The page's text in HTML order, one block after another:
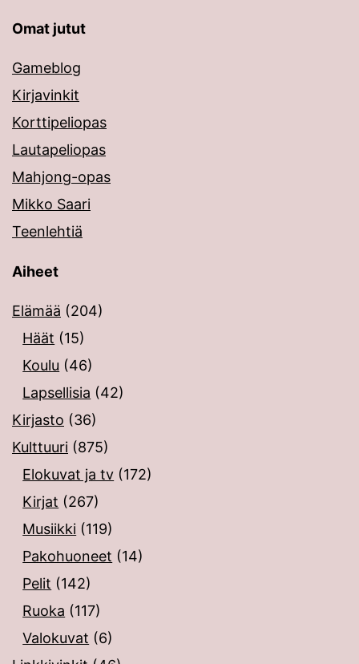
Omat jutut
Gameblog
Kirjavinkit
Korttipeliopas
Lautapeliopas
Mahjong-opas
Mikko Saari
Teenlehtiä
Aiheet
Elämää (204)
Häät (15)
Koulu (46)
Lapsellisia (42)
Kirjasto (36)
Kulttuuri (875)
Elokuvat ja tv (172)
Kirjat (267)
Musiikki (119)
Pakohuoneet (14)
Pelit (142)
Ruoka (117)
Valokuvat (6)